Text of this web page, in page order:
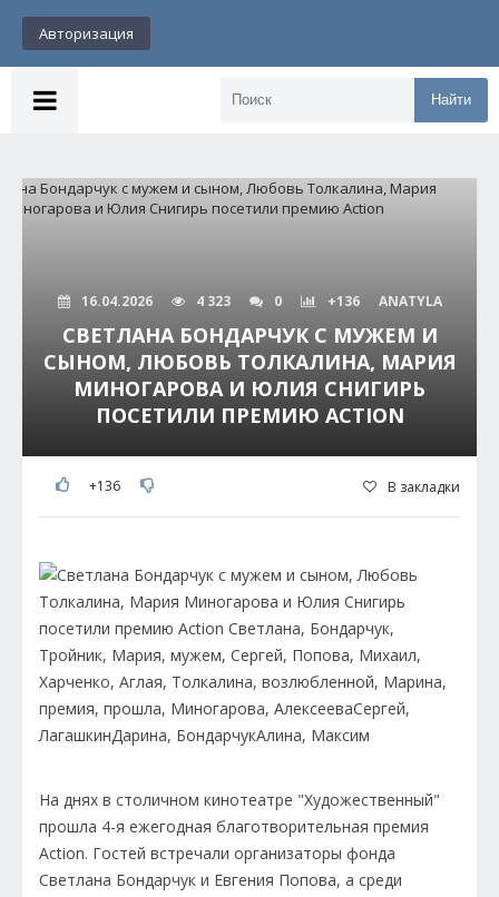
Авторизация
Найти
16.04.2026 4 323 0 +136 ANATYLA
СВЕТЛАНА БОНДАРЧУК С МУЖЕМ И
СЫНОМ, ЛЮБОВЬ ТОЛКАЛИНА, МАРИЯ
МИНОГАРОВА И ЮЛИЯ СНИГИРЬ
ПОСЕТИЛИ ПРЕМИЮ ACTION
+136 В закладки
На днях в столичном кинотеатре "Художественный"
прошла 4-я ежегодная благотворительная премия
Action. Гостей встречали организаторы фонда
Светлана Бондарчук и Евгения Попова, а среди